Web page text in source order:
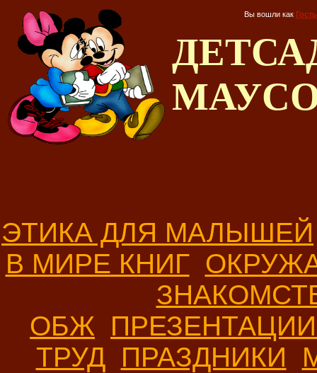
Вы вошли как Гость
ЭТИКА ДЛЯ МАЛЫШЕЙ
В МИРЕ КНИГ
ОБЖ
ТРУД ПРАЗДНИКИ